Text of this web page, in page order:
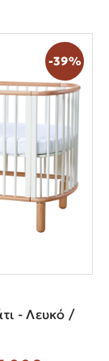
-39%
- Λευκό /